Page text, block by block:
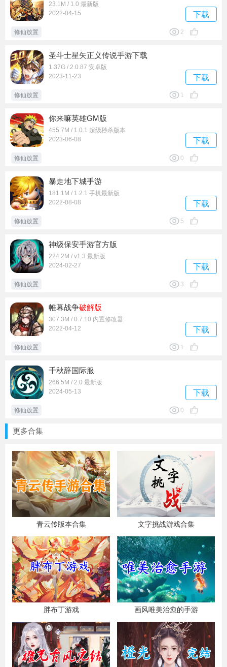
23.1M / 1.0 最新版
2022-04-15
下载
修仙放置 2
圣斗士星矢正义传说手游下载
1.37G / 2.0.87 安卓版
2023-11-23
下载
修仙放置 1
你来嘛英雄GM版
455.7M / 1.0.1 超级秒杀版本
2023-06-08
下载
修仙放置 0
暴走地下城手游
181.1M / 1.2.1 手机最新版
2022-08-08
下载
修仙放置 5
神级保安手游官方版
224.2M / v1.3 最新版
2024-02-27
下载
修仙放置 3
帷幕战争破解版
307.3M / 0.7.10 内置修改器
2022-04-12
下载
修仙放置 1
千秋辞国际服
266.5M / 2.0 最新版
2024-05-13
下载
修仙放置 0
更多合集
青云传版本合集 文字挑战游戏合集
胖布丁游戏 画风唯美治愈的手游